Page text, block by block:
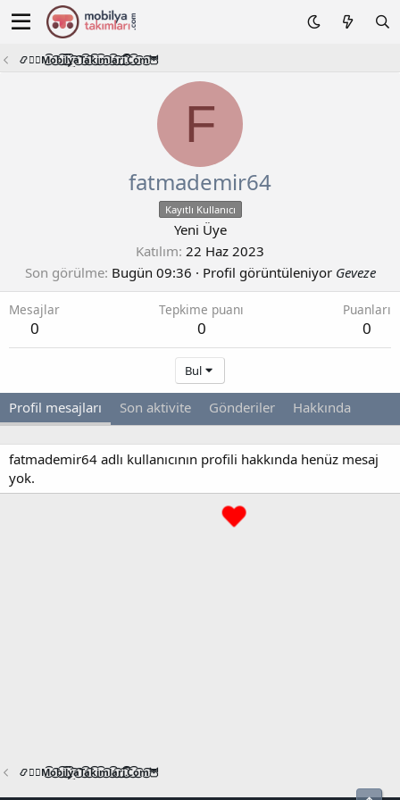
📿🧙‍♂️M͜͡o͜͡b͜͡i͜͡l͜͡y͜͡a͜͡T͜͡a͜͡k͜͡i͜͡m͜͡l͜͡a͜͡r͜͡i͜͡.͜͡C͜͡o͜͡m͜͡🦉
F
fatmademir64
Kayıtlı Kullanıcı
Yeni Üye
Katılım 22 Haz 2023
Son görülme Bugün 09:36 · Profil görüntüleniyor Geveze
Mesajlar
0
Tepkime puanı
0
Puanları
0
Bul
Profil mesajları Son aktivite Gönderiler Hakkında
fatmademir64 adlı kullanıcının profili hakkında henüz mesaj
yok.
📿🧙‍♂️M͜͡o͜͡b͜͡i͜͡l͜͡y͜͡a͜͡T͜͡a͜͡k͜͡i͜͡m͜͡l͜͡a͜͡r͜͡i͜͡.͜͡C͜͡o͜͡m͜͡🦉